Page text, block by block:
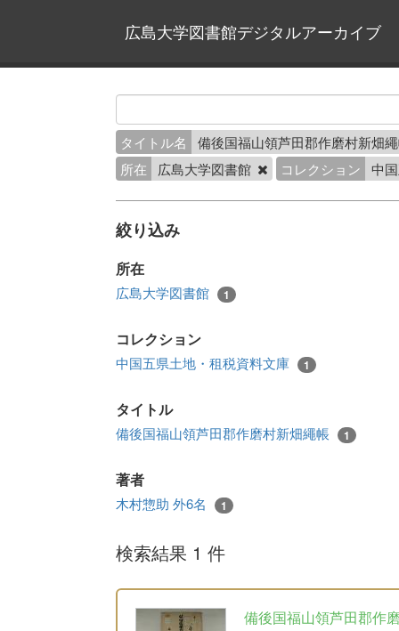
広島大学図書館デジタルアーカイブ
タイトル名
備後国福山領芦田郡作磨村新畑
所在
広島大学図書館 コレクション 中
絞り込み
所在
広島大学図書館 1
コレクション
中国五県土地・租税資料文庫 1
タイトル
備後国福山領芦田郡作磨村新畑繩帳 1
著者
木村惣助 外6名 1
検索結果 1 件
備後国福山領芦田郡作